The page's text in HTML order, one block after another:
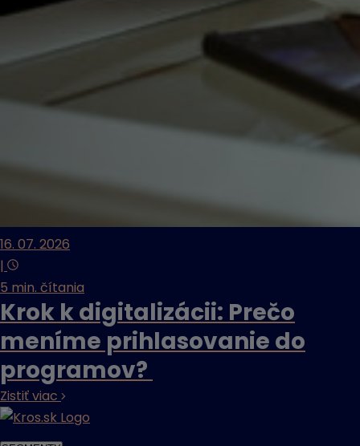
16. 07. 2026
|
5 min. čítania
Krok k digitalizácii: Prečo
meníme prihlasovanie do
programov?
Zistiť viac